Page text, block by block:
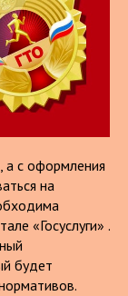
а с оформления
на
«Госуслуги» .
будет